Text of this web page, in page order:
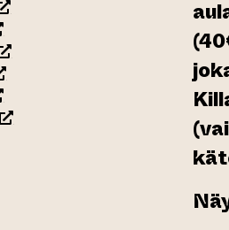
toiseen verkkopalveluun)
toiseen verkkopalveluun)
toiseen verkkopalveluun)
toiseen verkkopalveluun)
toiseen verkkopalveluun)
(siirtyy toiseen verkkopalveluun)